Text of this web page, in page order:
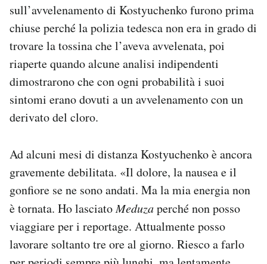
sull’avvelenamento di Kostyuchenko furono prima
chiuse perché la polizia tedesca non era in grado di
trovare la tossina che l’aveva avvelenata, poi
riaperte quando alcune analisi indipendenti
dimostrarono che con ogni probabilità i suoi
sintomi erano dovuti a un avvelenamento con un
derivato del cloro.
Ad alcuni mesi di distanza Kostyuchenko è ancora
gravemente debilitata. «Il dolore, la nausea e il
gonfiore se ne sono andati. Ma la mia energia non
è tornata. Ho lasciatoMeduzaperché non posso
viaggiare per i reportage. Attualmente posso
lavorare soltanto tre ore al giorno. Riesco a farlo